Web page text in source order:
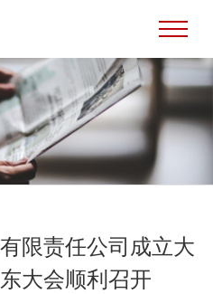
限责任公司成立大
大会顺利召开